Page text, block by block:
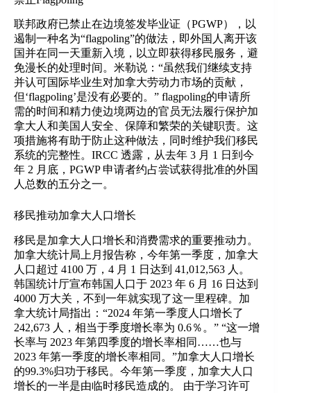
联邦政府已禁止在边境签发毕业证（PGWP），以
遏制一种名为“flagpoling”的做法，即外国人离开该
国并在同一天重新入境，以立即获得移民服务，避
免漫长的处理时间。米勒说：“虽然我们继续支持
并认可国际毕业生对加拿大劳动力市场的贡献，
但‘flagpoling’是没有必要的。” flagpoling的申请所
需的时间和精力使边境两边的官员无法履行保护加
拿大人和美国人安全、保障和繁荣的关键职责。这
项措施将有助于防止这种做法，同时维护我们移民
系统的完整性。IRCC 透露，从去年 3 月 1 日到今
年 2 月底，PGWP 申请者约占尝试获得批准的外国
人总数的五分之一。
移民推动加拿大人口增长
移民是加拿大人口增长和消费需求的重要推动力。
加拿大统计局上月报告称，今年第一季度，加拿大
人口超过 4100 万，4 月 1 日达到 41,012,563 人。
韩国统计厅宣布韩国人口于 2023 年 6 月 16 日达到
4000 万大关，不到一年就实现了这一里程碑。加
拿大统计局指出：“2024 年第一季度人口增长了
242,673 人，相当于季度增长率为 0.6％。” “这一增
长率与 2023 年第四季度的增长率相同……也与
2023 年第一季度的增长率相同。”加拿大人口增长
的99.3%归功于移民。今年第一季度，加拿大人口
增长的一半是由临时移民造成的。 由于学习许可